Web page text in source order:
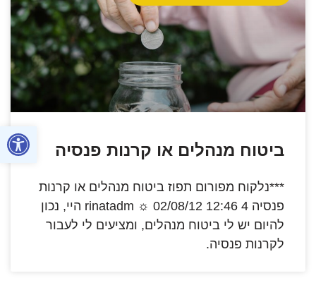
פתח
ביטוח מנהלים או קרנות פנסיה
***נלקוח מפורום תפוז ביטוח מנהלים או קרנות
פנסיה rinatadm ☼ 02/08/12 12:46 4 היי, נכון
להיום יש לי ביטוח מנהלים, ומציעים לי לעבור
לקרנות פנסיה.